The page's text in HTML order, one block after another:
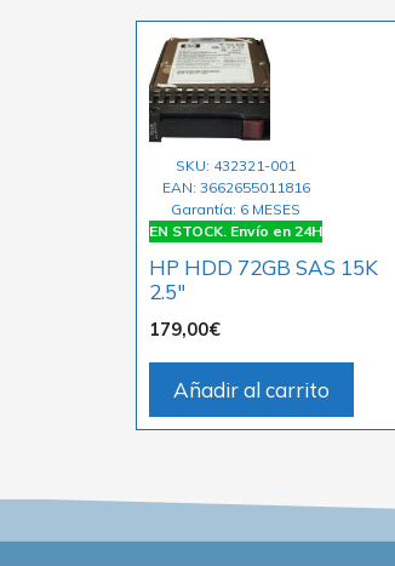
SKU: 432321-001
EAN: 3662655011816
Garantía: 6 MESES
EN STOCK. Envío en 24H
HP HDD 72GB SAS 15K
2.5″
179,00€
Añadir al carrito